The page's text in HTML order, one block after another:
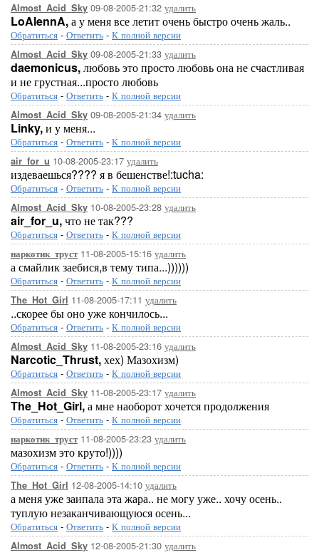
Almost_Acid_Sky 09-08-2005-21:32 удалить
LoAlennA,а у меня все летит очень быстро очень жаль..
Обратиться - Ответить - К полной версии
Almost_Acid_Sky 09-08-2005-21:33 удалить
daemonicus,любовь это просто любовь она не счастливая
и не грустная...просто любовь
Обратиться - Ответить - К полной версии
Almost_Acid_Sky 09-08-2005-21:34 удалить
Linky,и у меня...
Обратиться - Ответить - К полной версии
air_for_u 10-08-2005-23:17 удалить
издеваешься???? я в бешенстве!:tucha:
Обратиться - Ответить - К полной версии
Almost_Acid_Sky 10-08-2005-23:28 удалить
air_for_u,что не так???
Обратиться - Ответить - К полной версии
наркотик_труст11-08-2005-15:16 удалить
а смайлик заебися,в тему типа...))))))
Обратиться - Ответить - К полной версии
The_Hot_Girl 11-08-2005-17:11 удалить
..скорее бы оно уже кончилось...
Обратиться - Ответить - К полной версии
Almost_Acid_Sky 11-08-2005-23:16 удалить
Narcotic_Thrust,хех) Мазохизм)
Обратиться - Ответить - К полной версии
Almost_Acid_Sky 11-08-2005-23:17 удалить
The_Hot_Girl,а мне наоборот хочется продолжения
Обратиться - Ответить - К полной версии
наркотик_труст11-08-2005-23:23 удалить
мазохизм это круто!))))
Обратиться - Ответить - К полной версии
The_Hot_Girl 12-08-2005-14:10 удалить
а меня уже заипала эта жара.. не могу уже.. хочу осень..
туплую незаканчивающуюся осень...
Обратиться - Ответить - К полной версии
Almost_Acid_Sky 12-08-2005-21:30 удалить